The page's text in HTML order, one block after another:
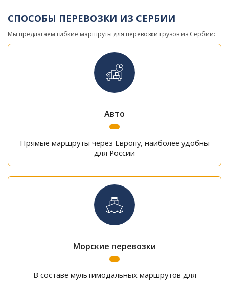
СПОСОБЫ ПЕРЕВОЗКИ ИЗ СЕРБИИ
Мы предлагаем гибкие маршруты для перевозки грузов из Сербии:
Авто
Прямые маршруты через Европу, наиболее удобны
для России
Морские перевозки
В составе мультимодальных маршрутов для